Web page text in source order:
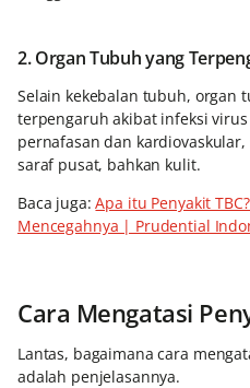
2. Organ Tubuh yang
Selain kekebalan tubuh, organ
terpengaruh akibat infeksi virus
pernafasan dan
saraf pusat, bahkan kulit.
Baca juga:Apa itu Penyakit
Mencegahnya | Prudential
Cara Mengatasi
Lantas, bagaimana cara
adalah penjelasannya.